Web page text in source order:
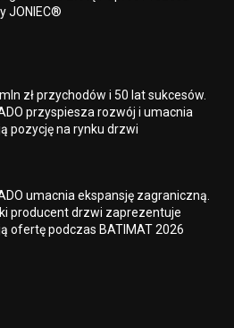
JONIEC®
zł przychodów i 50 lat sukcesów.
przyspiesza rozwój i umacnia
pozycję na rynku drzwi
umacnia ekspansję zagraniczną.
producent drzwi zaprezentuje
ofertę podczas BATIMAT 2026